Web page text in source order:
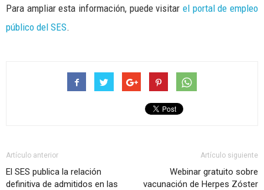
Para ampliar esta información, puede visitar el portal de empleo
público del SES.
Artículo anterior
El SES publica la relación
definitiva de admitidos en las
Artículo siguiente
Webinar gratuito sobre
vacunación de Herpes Zóster